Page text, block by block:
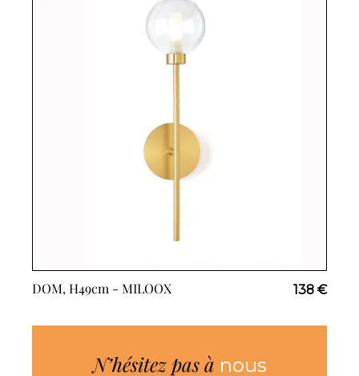
DOM, H49cm - MILOOX 138 €
N’hésitez pas à nous